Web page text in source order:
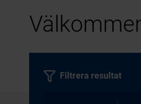
Filtrera resultat